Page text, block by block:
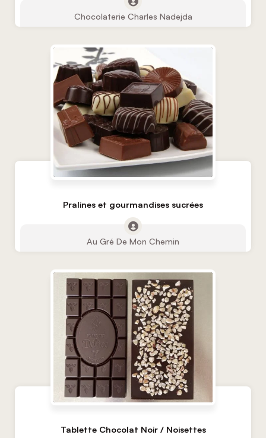
Chocolaterie Charles Nadejda
Pralines et gourmandises sucrées
Au Gré De Mon Chemin
Tablette Chocolat Noir / Noisettes